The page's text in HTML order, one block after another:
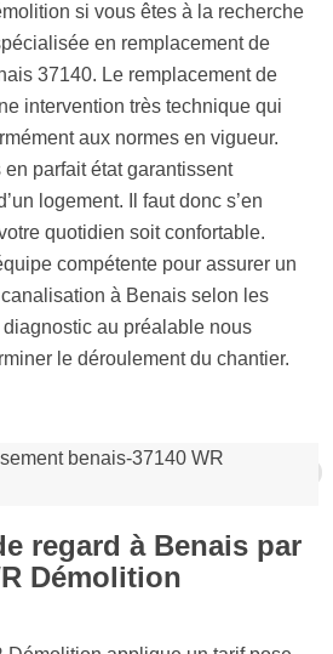
si vous êtes à la recherche
en remplacement de
37140. Le remplacement de
intervention très technique qui
aux normes en vigueur.
parfait état garantissent
logement. Il faut donc s’en
quotidien soit confortable.
compétente pour assurer un
à Benais selon les
diagnostic au préalable nous
le déroulement du chantier.
regard à Benais par
Démolition